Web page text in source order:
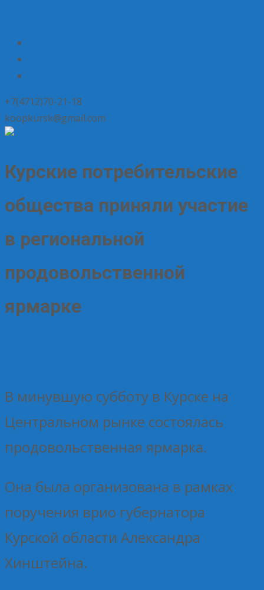
+7(4712)70-21-18
koopkursk@gmail.com
Курские потребительские
общества приняли участие
в региональной
продовольственной
ярмарке
В минувшую субботу в Курске на
Центральном рынке состоялась
продовольственная ярмарка.
Она была организована в рамках
поручения врио губернатора
Курской области Александра
Хинштейна.